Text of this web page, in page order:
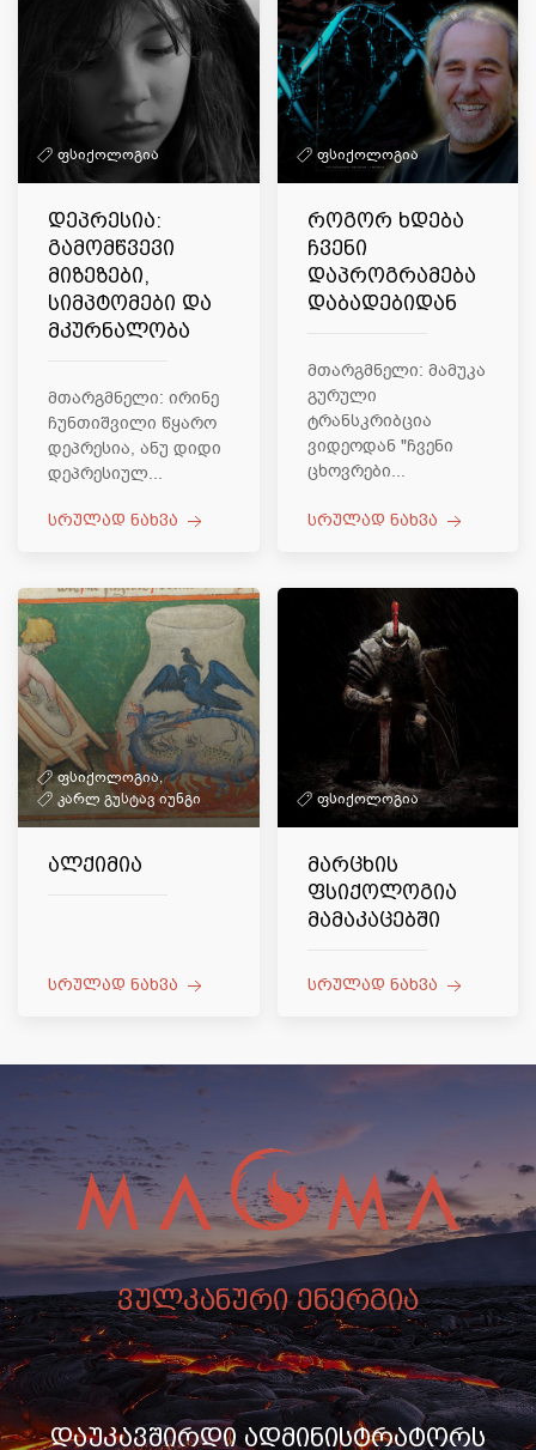
ფსიქოლოგია
დეპრესია:
გამომწვევი
მიზეზები,
სიმპტომები და
მკურნალობა
მთარგმნელი: ირინე
ჩუნთიშვილი წყარო
დეპრესია, ანუ დიდი
დეპრესიულ...
სრულად ნახვა
ფსიქოლოგია
როგორ ხდება
ჩვენი
დაპროგრამება
დაბადებიდან
მთარგმნელი: მამუკა
გურული
ტრანსკრიბცია
ვიდეოდან "ჩვენი
ცხოვრები...
სრულად ნახვა
ფსიქოლოგია,
კარლ გუსტავ იუნგი
ალქიმია
სრულად ნახვა
ფსიქოლოგია
მარცხის
ფსიქოლოგია
მამაკაცებში
სრულად ნახვა
ვულკანური ენერგია
დაუკავშირდი ადმინისტრატორს